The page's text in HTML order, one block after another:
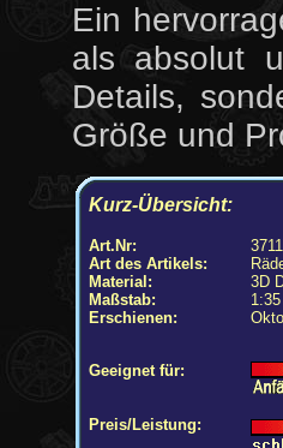
Ein
als absolut
Details,
Größe und
Kurz-Übersicht:
Art.Nr:
Art des Artikels:
Material:
Maßstab:
Erschienen:
3D
1:35
Geeignet für:
Preis/Leistung: